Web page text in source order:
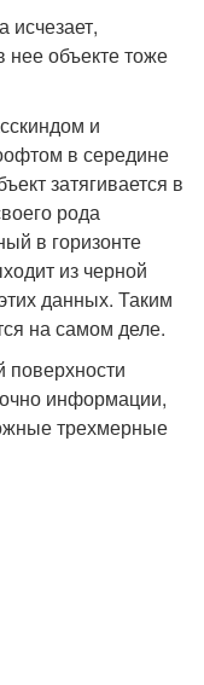
исчезает,
объекте тоже
и
в середине
затягивается в
рода
в горизонте
из черной
данных. Таким
на самом деле.
поверхности
информации,
трехмерные